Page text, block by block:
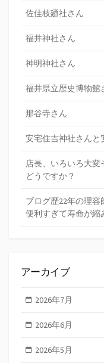
佐佳枝廼社さん
福井神社さん
神明神社さん
福井県立歴史博物館
那谷寺さん
安宅住吉神社さんと
店長、いろいろ大変
どうですか？
ブログ歴22年の理容
便利すぎて寿命が縮
アーカイブ
2026年7月
2026年6月
2026年5月